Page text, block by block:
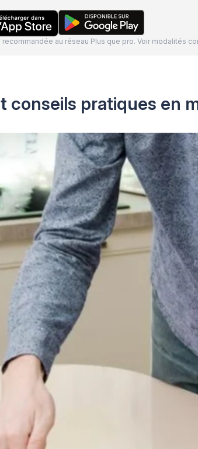
au réseau Plus que pro. Voir modalités
conseils pratiques en